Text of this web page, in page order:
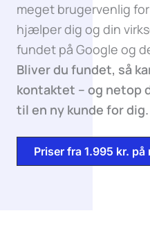
meget brugervenlig
hjælper dig og din
fundet på Google og
Bliver du fundet, så
kontaktet – og netop
til en ny kunde for dig.
Priser fra 1.995 kr.